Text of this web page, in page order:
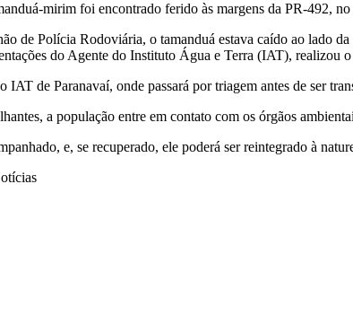
mirim foi encontrado ferido às margens da PR-492,
de Polícia Rodoviária, o tamanduá estava caído ao lado
do Agente do Instituto Água e Terra (IAT), realizou
de Paranavaí, onde passará por triagem antes de ser
a população entre em contato com os órgãos
e, se recuperado, ele poderá ser reintegrado à